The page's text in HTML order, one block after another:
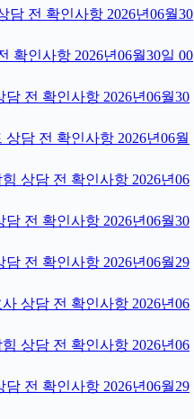
담 전 확인사항 2026년06월30
확인사항 2026년06월30일 00
전 확인사항 2026년06월30
상담 전 확인사항 2026년06월
상담 전 확인사항 2026년06
전 확인사항 2026년06월30
전 확인사항 2026년06월29
상담 전 확인사항 2026년06
상담 전 확인사항 2026년06
전 확인사항 2026년06월29